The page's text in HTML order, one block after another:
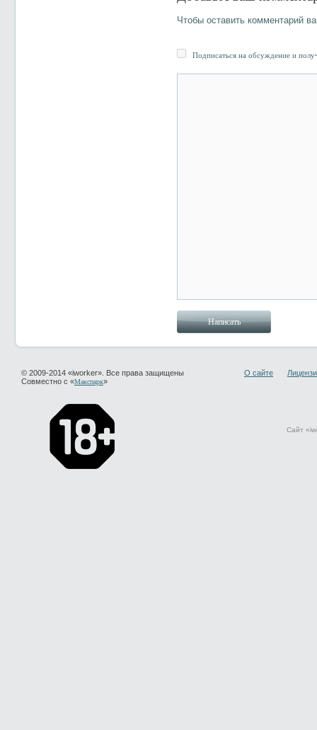
Чтобы оставить комментарий
Подписаться на обсуждение и
© 2009-2014 «iworker». Все права защищены
Совместно с «Макспарк»
О сайте
Сайт